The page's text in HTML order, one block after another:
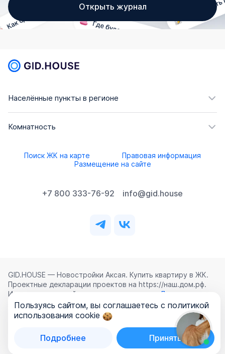
Открыть журнал
Населённые пункты в регионе
Комнатность
Поиск ЖК на карте
Правовая информация
Размещение на сайте
+7 800 333-76-92 info@gid.house
GID.HOUSE — Новостройки Аксая. Купить квартиру в ЖК.
Проектные декларации проектов на https://наш.дом.рф.
Использование сайта означает согласие с
Лицензионным
соглашением ,Политикой конфиденциальностии
Политикой обработки персональных данных
ООО «ГИД.ХАУЗ»
Пользуясь сайтом, вы соглашаетесь с политикой
использования cookie
Подробнее Принять